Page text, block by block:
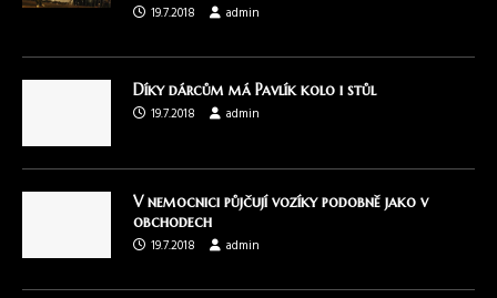
19.7.2018
admin
Díky dárcům má Pavlík kolo i stůl
19.7.2018
admin
V nemocnici půjčují vozíky podobně jako v
obchodech
19.7.2018
admin